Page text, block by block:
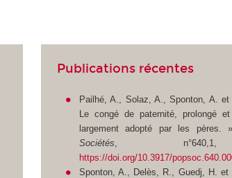
Publications récentes
Pailhé, A., Solaz, A., Sponton, A.
Le congé de paternité, prolongé
largement adopté par les pères.
Sociétés ,
https://doi.org/10.3917/
Sponton, A., Delès, R., Guedj, H. et